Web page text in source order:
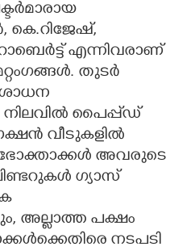
കെ.റിജേഷ്,
എന്നിവരാണ്
തുടർ
നിലവിൽ പൈപ്പ്ഡ്
വീടുകളിൽ
അവരുടെ
ഗ്യാസ്
അല്ലാത്ത പക്ഷം
നടപടി